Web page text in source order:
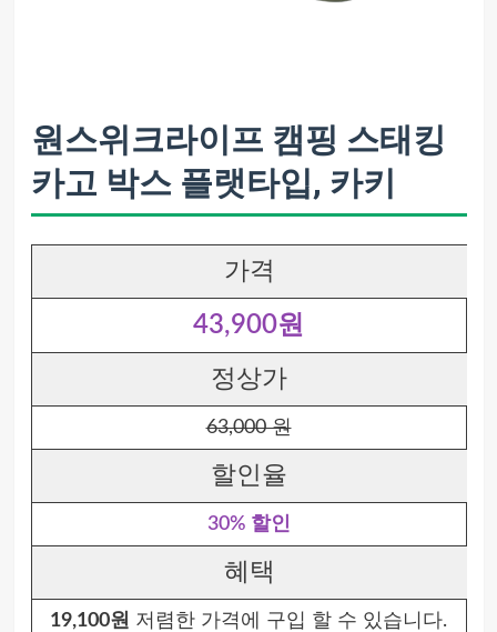
원스위크라이프 캠핑 스태킹
카고 박스 플랫타입, 카키
가격
43,900원
정상가
63,000 원
할인율
30% 할인
혜택
19,100원 저렴한 가격에 구입 할 수 있습니다.